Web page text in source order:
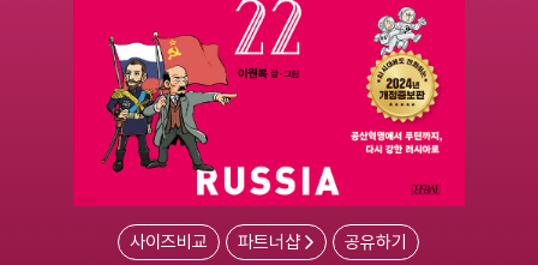
사이즈비교 파트너샵 공유하기